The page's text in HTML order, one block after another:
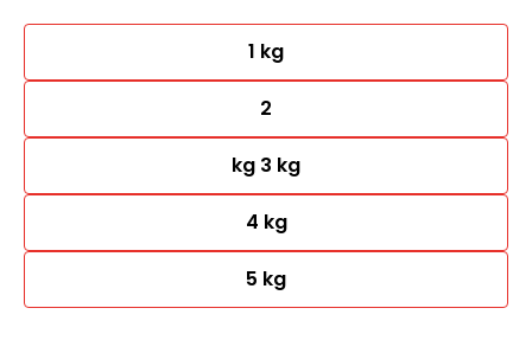
1 kg
2
kg 3 kg
4 kg
5 kg